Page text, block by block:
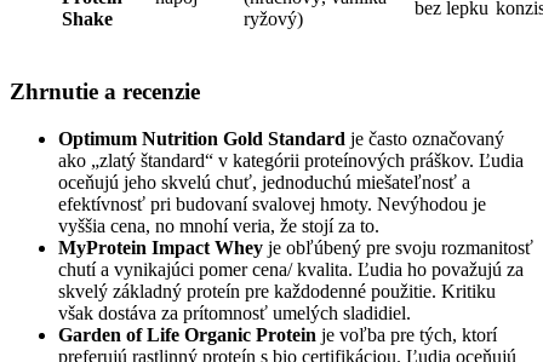
Shake
ryžový)
bez lepku
Zhrnutie a recenzie
Optimum Nutrition Gold Standard je často označovaný
ako „zlatý štandard“ v kategórii proteínových práškov. Ľudia
oceňujú jeho skvelú chuť, jednoduchú miešateľnosť a
efektívnosť pri budovaní svalovej hmoty. Nevýhodou je
vyššia cena, no mnohí veria, že stojí za to.
MyProtein Impact Whey je obľúbený pre svoju rozmanitosť
chutí a vynikajúci pomer cena/ kvalita. Ľudia ho považujú za
skvelý základný proteín pre každodenné použitie. Kritiku
však dostáva za prítomnosť umelých sladidiel.
Garden of Life Organic Protein je voľba pre tých, ktorí
preferujú rastlinný proteín s bio certifikáciou. Ľudia oceňujú